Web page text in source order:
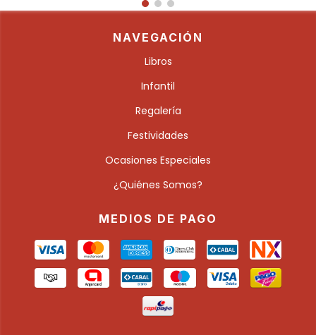
NAVEGACIÓN
Libros
Infantil
Regalería
Festividades
Ocasiones Especiales
¿Quiénes Somos?
MEDIOS DE PAGO